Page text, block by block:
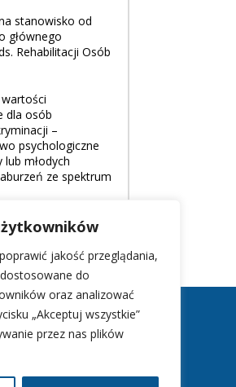
jakość przeglądania,
do
oraz analizować
„Akceptuj wszystkie”
przez nas plików
stanowisko od
głównego
Rehabilitacji Osób
dla osób
–
psychologiczne
lub młodych
ze spektrum